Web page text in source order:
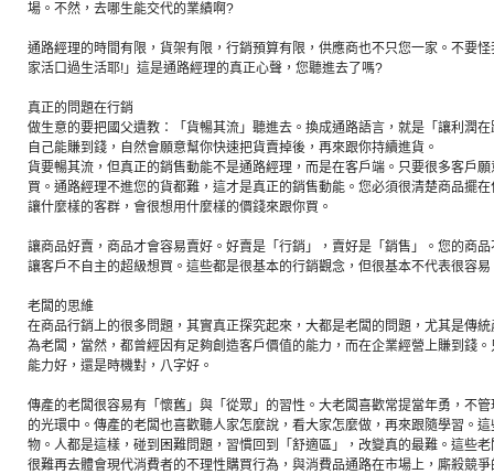
場。不然，去哪生能交代的業績啊?
通路經理的時間有限，貨架有限，行銷預算有限，供應商也不只您一家。不要
家活口過生活耶!」這是通路經理的真正心聲，您聽進去了嗎?
真正的問題在行銷
做生意的要把國父遺教：「貨暢其流」聽進去。換成通路語言，就是「讓利潤
自己能賺到錢，自然會願意幫你快速把貨賣掉後，再來跟你持續進貨。
貨要暢其流，但真正的銷售動能不是通路經理，而是在客戶端。只要很多客戶
買。通路經理不進您的貨都難，這才是真正的銷售動能。您必須很清楚商品擺
讓什麼樣的客群，會很想用什麼樣的價錢來跟你買。
讓商品好賣，商品才會容易賣好。好賣是「行銷」，賣好是「銷售」。您的商
讓客戶不自主的超級想買。這些都是很基本的行銷觀念，但很基本不代表很容易
老闆的思維
在商品行銷上的很多問題，其實真正探究起來，大都是老闆的問題，尤其是傳
為老闆，當然，都曾經因有足夠創造客戶價值的能力，而在企業經營上賺到錢
能力好，還是時機對，八字好。
傳產的老闆很容易有「懷舊」與「從眾」的習性。大老闆喜歡常提當年勇，不
的光環中。傳產的老闆也喜歡聽人家怎麼說，看大家怎麼做，再來跟隨學習。
物。人都是這樣，碰到困難問題，習慣回到「舒適區」，改變真的最難。這些
很難再去體會現代消費者的不理性購買行為，與消費品通路在市場上，廝殺競